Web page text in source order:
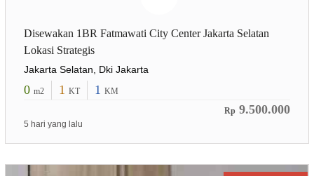
Disewakan 1BR Fatmawati City Center Jakarta Selatan
Lokasi Strategis
Jakarta Selatan, Dki Jakarta
0 m2 1 KT 1 KM
Rp 9.500.000
5 hari yang lalu